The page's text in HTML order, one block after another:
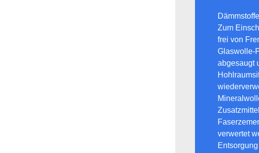
Zum
frei von
Glaswolle-
abgesaugt
verwertet